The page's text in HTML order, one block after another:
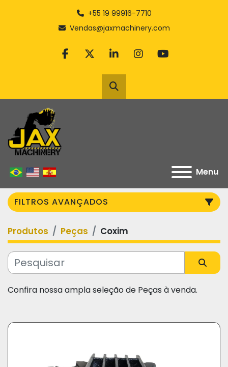
+55 19 99916-7710
Vendas@jaxmachinery.com
facebook
twitterlinkedininstagram
youtube
Pesquisar
Menu
FILTROS AVANÇADOS
Categoria
Fabricante
Produtos Peças Coxim
Confira nossa ampla seleção de Peças à venda.